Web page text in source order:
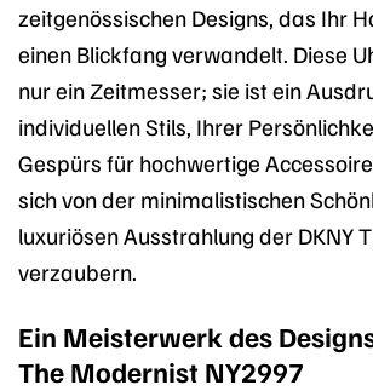
zeitgenössischen Designs, das Ihr
einen Blickfang verwandelt. Diese
nur ein Zeitmesser; sie ist ein
individuellen Stils, Ihrer
Gespürs für hochwertige
sich von der minimalistischen
luxuriösen Ausstrahlung der DKNY
verzaubern.
Ein Meisterwerk des
The Modernist NY2997